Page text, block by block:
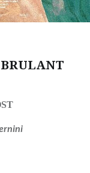
BRULANT